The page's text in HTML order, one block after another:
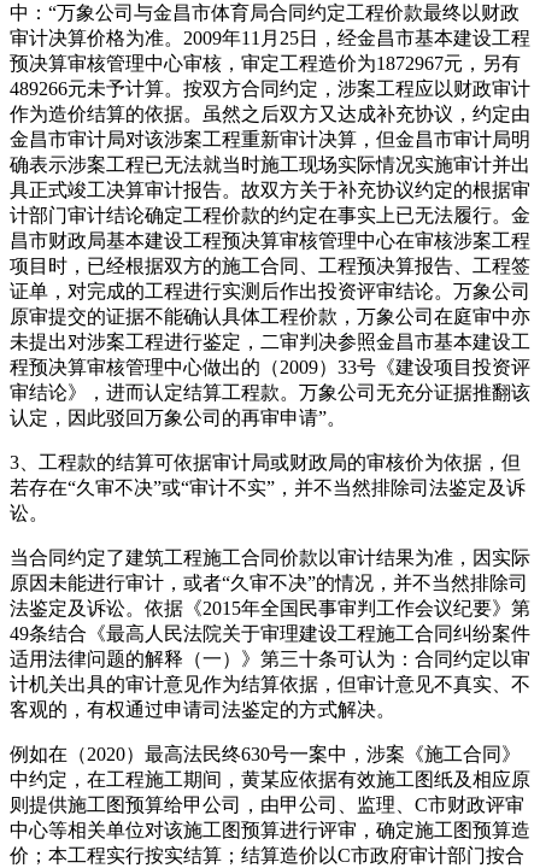
中：“万象公司与金昌市体育局合同约定工程价款最终以财政
审计决算价格为准。2009年11月25日，经金昌市基本建设工程
预决算审核管理中心审核，审定工程造价为1872967元，另有
489266元未予计算。按双方合同约定，涉案工程应以财政审计
作为造价结算的依据。虽然之后双方又达成补充协议，约定由
金昌市审计局对该涉案工程重新审计决算，但金昌市审计局明
确表示涉案工程已无法就当时施工现场实际情况实施审计并出
具正式竣工决算审计报告。故双方关于补充协议约定的根据审
计部门审计结论确定工程价款的约定在事实上已无法履行。金
昌市财政局基本建设工程预决算审核管理中心在审核涉案工程
项目时，已经根据双方的施工合同、工程预决算报告、工程签
证单，对完成的工程进行实测后作出投资评审结论。万象公司
原审提交的证据不能确认具体工程价款，万象公司在庭审中亦
未提出对涉案工程进行鉴定，二审判决参照金昌市基本建设工
程预决算审核管理中心做出的（2009）33号《建设项目投资评
审结论》，进而认定结算工程款。万象公司无充分证据推翻该
认定，因此驳回万象公司的再审申请”。
3、工程款的结算可依据审计局或财政局的审核价为依据，但
若存在“久审不决”或“审计不实”，并不当然排除司法鉴定及诉
讼。
当合同约定了建筑工程施工合同价款以审计结果为准，因实际
原因未能进行审计，或者“久审不决”的情况，并不当然排除司
法鉴定及诉讼。依据《2015年全国民事审判工作会议纪要》第
49条结合《最高人民法院关于审理建设工程施工合同纠纷案件
适用法律问题的解释（一）》第三十条可认为：合同约定以审
计机关出具的审计意见作为结算依据，但审计意见不真实、不
客观的，有权通过申请司法鉴定的方式解决。
例如在（2020）最高法民终630号一案中，涉案《施工合同》
中约定，在工程施工期间，黄某应依据有效施工图纸及相应原
则提供施工图预算给甲公司，由甲公司、监理、C市财政评审
中心等相关单位对该施工图预算进行评审，确定施工图预算造
价；本工程实行按实结算；结算造价以C市政府审计部门按合